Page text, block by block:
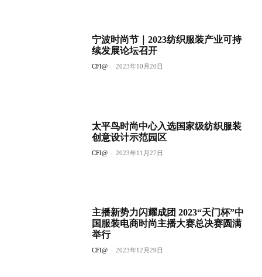
宁波时尚节｜2023纺织服装产业可持
续发展论坛召开
CFI@ - 2023年10月20日
太平鸟时尚中心入选国家级纺织服装
创意设计示范园区
CFI@ - 2023年11月27日
主播新势力闪耀成团 2023“天门杯”中
国服装电商时尚主播大赛总决赛圆满
举行
CFI@ - 2023年12月29日